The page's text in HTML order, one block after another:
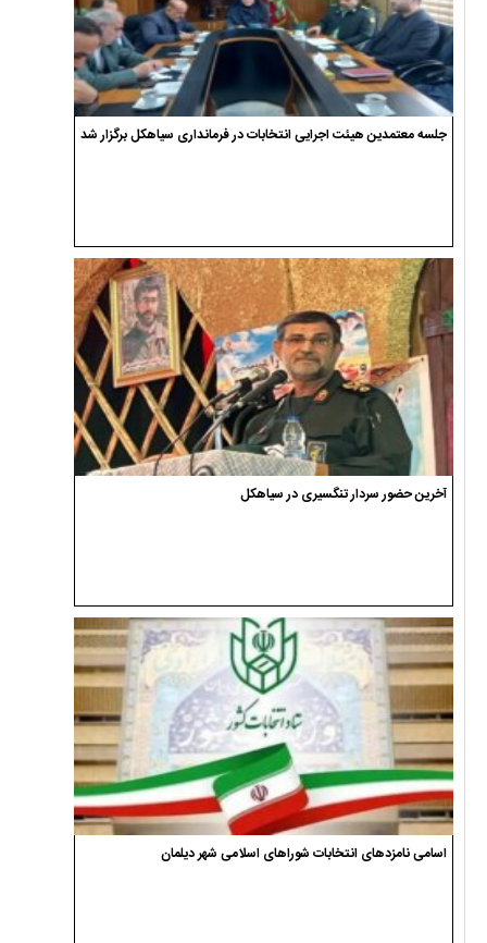
جلسه معتمدین هیئت اجرایی انتخابات در فرمانداری سیاهکل برگزار شد
آخرین حضور سردار تنگسیری در سیاهکل
اسامی نامزدهای انتخابات شوراهای اسلامی شهر دیلمان